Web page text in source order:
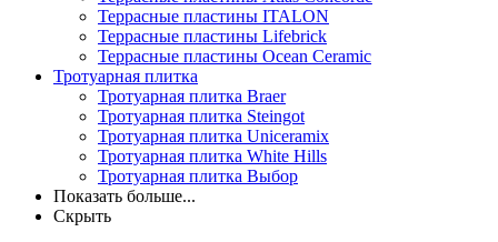
Террасные пластины ITALON
Террасные пластины Lifebrick
Террасные пластины Ocean Ceramic
Тротуарная плитка
Тротуарная плитка Braer
Тротуарная плитка Steingot
Тротуарная плитка Uniceramix
Тротуарная плитка White Hills
Тротуарная плитка Выбор
Показать больше...
Скрыть